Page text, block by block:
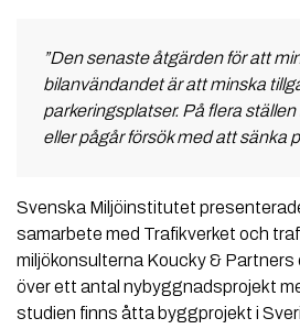
”Den senaste åtgärden för att
bilanvändandet är att minska
parkeringsplatser. På flera
eller pågår försök med att sänka
Svenska Miljöinstitutet
samarbete med Trafikverket och
miljökonsulterna Koucky &
över ett antal nybyggnadsprojekt
studien finns åtta byggprojekt i